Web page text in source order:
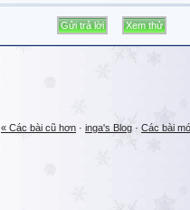
« Các bài cũ hơn · inga's Blog · Các bài